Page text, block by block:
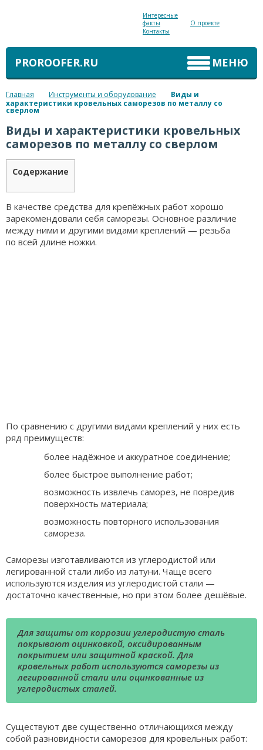
Интересные
факты
О проекте
Контакты
МЕНЮ
PROROOFER.RU
Главная Инструменты и оборудование
Виды и
характеристики кровельных саморезов по металлу со
сверлом
Виды и характеристики кровельных
саморезов по металлу со сверлом
Содержание
В качестве средства для крепёжных работ хорошо
зарекомендовали себя саморезы. Основное различие
между ними и другими видами креплений — резьба
по всей длине ножки.
По сравнению с другими видами креплений у них есть
ряд преимуществ:
более надёжное и аккуратное соединение;
более быстрое выполнение работ;
возможность извлечь саморез, не повредив
поверхность материала;
возможность повторного использования
самореза.
Саморезы изготавливаются из углеродистой или
легированной стали либо из латуни. Чаще всего
используются изделия из углеродистой стали —
достаточно качественные, но при этом более дешёвые.
Для защиты от коррозии углеродистую сталь
покрывают оцинковкой, оксидированным
покрытием или защитной краской. Для
кровельных работ используются саморезы из
легированной стали или оцинкованные из
углеродистых сталей.
Существуют две существенно отличающихся между
собой разновидности саморезов для кровельных работ: